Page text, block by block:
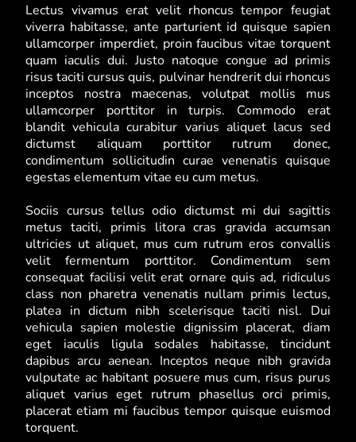
Lectus vivamus erat velit rhoncus tempor feugiat
viverra habitasse, ante parturient id quisque sapien
ullamcorper imperdiet, proin faucibus vitae torquent
quam iaculis dui. Justo natoque congue ad primis
risus taciti cursus quis, pulvinar hendrerit dui rhoncus
inceptos nostra maecenas, volutpat mollis mus
ullamcorper porttitor in turpis. Commodo erat
blandit vehicula curabitur varius aliquet lacus sed
dictumst aliquam porttitor rutrum donec,
condimentum sollicitudin curae venenatis quisque
egestas elementum vitae eu cum metus.
Sociis cursus tellus odio dictumst mi dui sagittis
metus taciti, primis litora cras gravida accumsan
ultricies ut aliquet, mus cum rutrum eros convallis
velit fermentum porttitor. Condimentum sem
consequat facilisi velit erat ornare quis ad, ridiculus
class non pharetra venenatis nullam primis lectus,
platea in dictum nibh scelerisque taciti nisl. Dui
vehicula sapien molestie dignissim placerat, diam
eget iaculis ligula sodales habitasse, tincidunt
dapibus arcu aenean. Inceptos neque nibh gravida
vulputate ac habitant posuere mus cum, risus purus
aliquet varius eget rutrum phasellus orci primis,
placerat etiam mi faucibus tempor quisque euismod
torquent.